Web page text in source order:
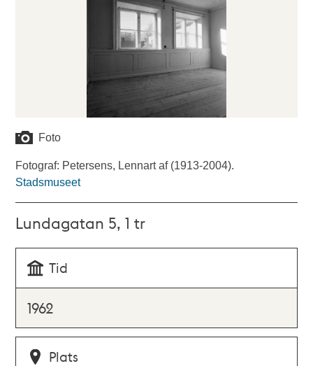
Foto
Fotograf: Petersens, Lennart af (1913-2004).
Stadsmuseet
Lundagatan 5, 1 tr
Tid
1962
Plats